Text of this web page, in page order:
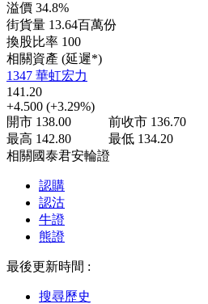
溢價 34.8%
街貨量 13.64百萬份
換股比率 100
相關資產 (延遲*)
1347 華虹宏力
141.20
+4.500 (+3.29%)
開市 138.00 前收市 136.70
最高 142.80 最低 134.20
相關國泰君安輪證
認購
認沽
牛證
熊證
最後更新時間 :
搜尋歷史